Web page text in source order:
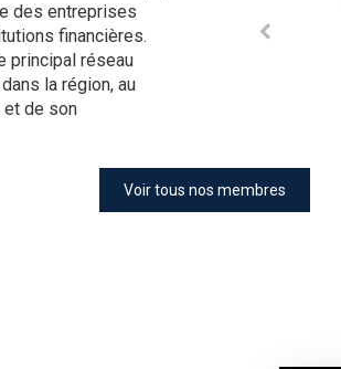
des entreprises
financières.
principal réseau
la région, au
et de son
Voir tous nos membres